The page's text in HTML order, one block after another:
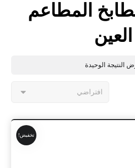
المطاعم
العين
النتيجة الوحيدة
تخفيض!